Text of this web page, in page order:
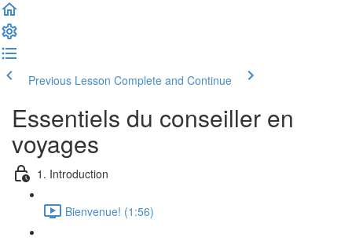
Previous Lesson Complete and Continue
Essentiels du conseiller en
voyages
1. Introduction
Bienvenue! (1:56)